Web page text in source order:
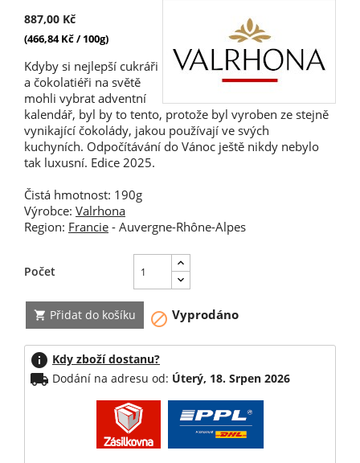
887,00 Kč
(466,84 Kč / 100g)
Kdyby si nejlepší cukráři
a čokolatiéři na světě
mohli vybrat adventní
kalendář, byl by to tento, protože byl vyroben ze stejně
vynikající čokolády, jakou používají ve svých
kuchyních. Odpočítávání do Vánoc ještě nikdy nebylo
tak luxusní. Edice 2025.
Čistá hmotnost: 190g
Výrobce: Valrhona
Region: Francie - Auvergne-Rhône-Alpes
Počet
 Přidat do košíku  Vyprodáno
info Kdy zboží dostanu?
local_shipping Dodání na adresu od: Úterý, 18. Srpen 2026